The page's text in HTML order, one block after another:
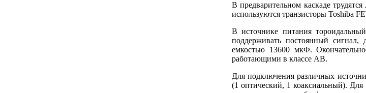
В предварительном каскаде
используются транзисторы Toshiba
В источнике питания
поддерживать постоянный сигнал,
емкостью 13600 мкФ.
работающими в классе AB.
Для подключения различных
(1 оптический, 1 коаксиальный).